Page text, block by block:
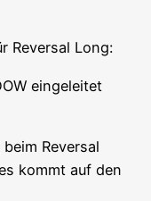
Rever­sal Long:
ein­ge­lei­tet
Rever­sal
kommt auf den